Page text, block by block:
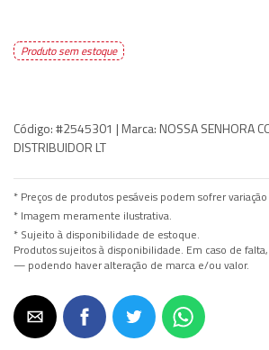
Produto sem estoque
Código:#2545301 | Marca: NOSSA SENHORA
DISTRIBUIDOR LT
* Preços de produtos pesáveis podem sofrer
* Imagem meramente ilustrativa.
* Sujeito à disponibilidade de estoque.
Produtos sujeitos à disponibilidade. Em caso de
— podendo haver alteração de marca e/ou valor.